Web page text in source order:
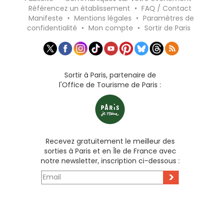
Référencez un établissement • FAQ / Contact
Manifeste • Mentions légales • Paramètres de
confidentialité • Mon compte • Sortir de Paris
Sortir à Paris, partenaire de
l'Office de Tourisme de Paris :
Recevez gratuitement le meilleur des
sorties à Paris et en Île de France avec
notre newsletter, inscription ci-dessous :
>